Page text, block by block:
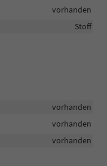
vorhanden
Stoff
vorhanden
vorhanden
vorhanden